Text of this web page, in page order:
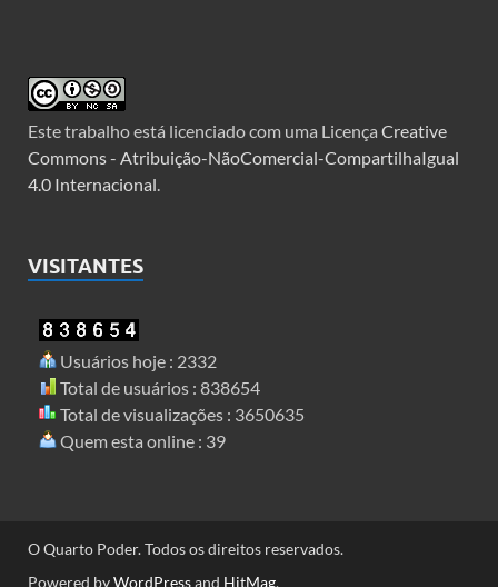
Este trabalho está licenciado com uma Licença Creative
Commons - Atribuição-NãoComercial-CompartilhaIgual
4.0 Internacional
VISITANTES
Usuários hoje : 2332
Total de usuários : 838654
Total de visualizações : 3650635
Quem esta online : 39
O Quarto Poder. Todos os direitos reservados.
Powered byWordPressand HitMag.